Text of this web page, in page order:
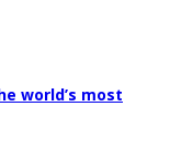
world’s most